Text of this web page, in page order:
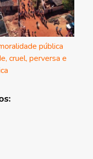
pública
cruel, perversa e